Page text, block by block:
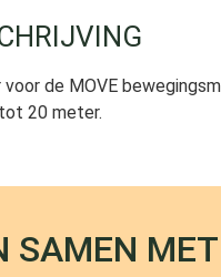
de MOVE
20 meter.
SAMEN